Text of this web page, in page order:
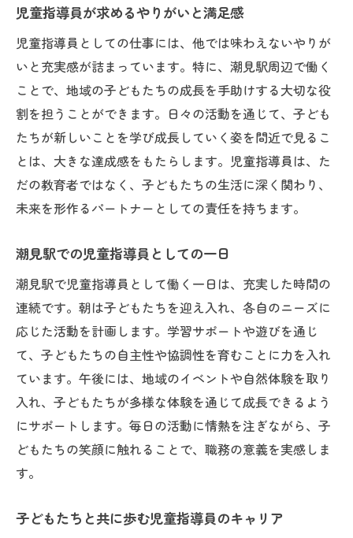
児童指導員が求めるやりがいと満足感
児童指導員としての仕事には、他では味わえないやりが
いと充実感が詰まっています。特に、潮見駅周辺で働く
ことで、地域の子どもたちの成長を手助けする大切な役
割を担うことができます。日々の活動を通じて、子ども
たちが新しいことを学び成長していく姿を間近で見るこ
とは、大きな達成感をもたらします。児童指導員は、た
だの教育者ではなく、子どもたちの生活に深く関わり、
未来を形作るパートナーとしての責任を持ちます。
潮見駅での児童指導員としての一日
潮見駅で児童指導員として働く一日は、充実した時間の
連続です。朝は子どもたちを迎え入れ、各自のニーズに
応じた活動を計画します。学習サポートや遊びを通じ
て、子どもたちの自主性や協調性を育むことに力を入れ
ています。午後には、地域のイベントや自然体験を取り
入れ、子どもたちが多様な体験を通じて成長できるよう
にサポートします。毎日の活動に情熱を注ぎながら、子
どもたちの笑顔に触れることで、職務の意義を実感しま
す。
子どもたちと共に歩む児童指導員のキャリア